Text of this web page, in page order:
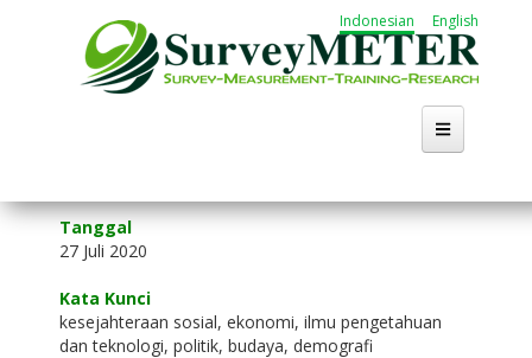
Indonesian English
Tanggal
27 Juli 2020
Kata Kunci
kesejahteraan sosial, ekonomi, ilmu pengetahuan
dan teknologi, politik, budaya, demografi